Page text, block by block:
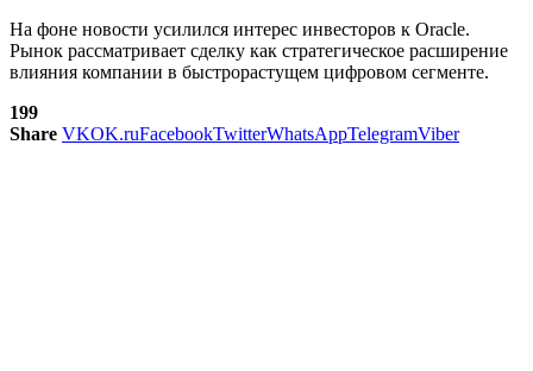
На фоне новости усилился интерес инвесторов к Oracle.
Рынок рассматривает сделку как стратегическое расширение
влияния компании в быстрорастущем цифровом сегменте.
199
Share VKOK.ruFacebookTwitterWhatsAppTelegramViber